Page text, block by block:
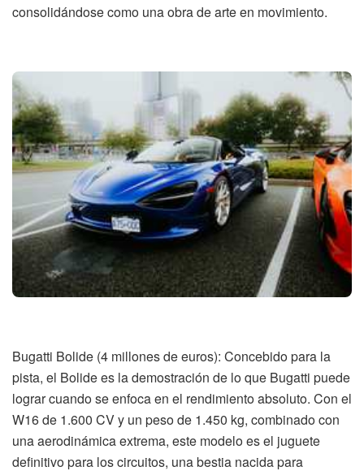
consolidándose como una obra de arte en movimiento.
Bugatti Bolide (4 millones de euros): Concebido para la
pista, el Bolide es la demostración de lo que Bugatti puede
lograr cuando se enfoca en el rendimiento absoluto. Con el
W16 de 1.600 CV y un peso de 1.450 kg, combinado con
una aerodinámica extrema, este modelo es el juguete
definitivo para los circuitos, una bestia nacida para